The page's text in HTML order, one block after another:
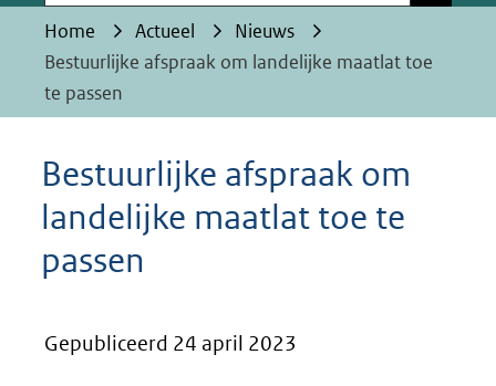
geweigerd.
Home Actueel
Nieuws
Bestuurlijke afspraak om landelijke maatlat toe
te passen
Bestuurlijke afspraak om
landelijke maatlat toe te
passen
Gepubliceerd 24 april 2023